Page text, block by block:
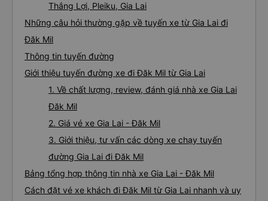
Thắng Lợi, Pleiku, Gia Lai
Những câu hỏi thường gặp về tuyến xe từ Gia Lai đi
Đăk Mil
Thông tin tuyến đường
Giới thiệu tuyến đường xe đi Đăk Mil từ Gia Lai
1. Về chất lượng, review, đánh giá nhà xe Gia Lai
Đăk Mil
2. Giá vé xe Gia Lai - Đăk Mil
3. Giới thiệu, tư vấn các dòng xe chạy tuyến
đường Gia Lai đi Đăk Mil
Bảng tổng hợp thông tin nhà xe Gia Lai - Đăk Mil
Cách đặt vé xe khách đi Đăk Mil từ Gia Lai nhanh và uy